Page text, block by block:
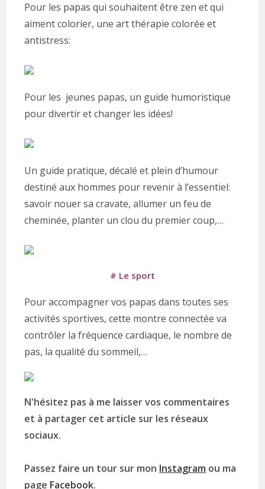
Pour les papas qui souhaitent être zen et qui
aiment colorier, une art thérapie colorée et
antistress:
Pour les jeunes papas, un guide humoristique
pour divertir et changer les idées!
Un guide pratique, décalé et plein d’humour
destiné aux hommes pour revenir à l’essentiel:
savoir nouer sa cravate, allumer un feu de
cheminée, planter un clou du premier coup,…
# Le sport
Pour accompagner vos papas dans toutes ses
activités sportives, cette montre connectée va
contrôler la fréquence cardiaque, le nombre de
pas, la qualité du sommeil,…
N'hésitez pas à me laisser vos commentaires
et à partager cet article sur les réseaux
sociaux.
Passez faire un tour sur mon Instagram ou ma
page Facebook.